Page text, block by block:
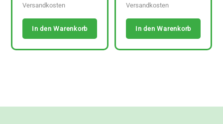
Versandkosten
In den Warenkorb
Versandkosten
In den Warenkorb